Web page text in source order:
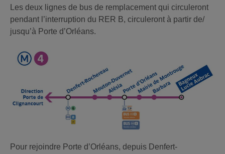
Les deux lignes de bus de remplacement qui circuleront
pendant l’interruption du RER B, circuleront à partir de/
jusqu’à Porte d’Orléans.
Pour rejoindre Porte d’Orléans, depuis Denfert-